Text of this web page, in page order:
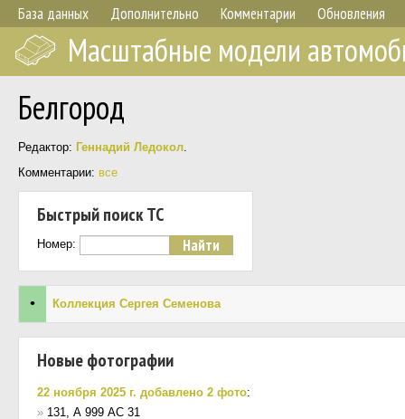
База данных Дополнительно Комментарии Обновления
Масштабные модели
Белгород
Редактор: Геннадий Ледокол.
Комментарии: все
Быстрый поиск ТС
Номер:
• Коллекция Сергея Семенова
Новые фотографии
22 ноября 2025 г. добавлено 2 фото:
» 131, А 999 АС 31